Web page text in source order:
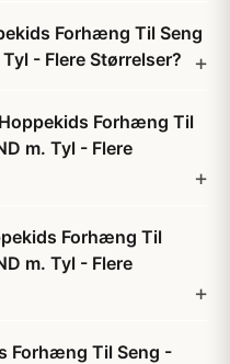
Forhæng Til Seng
Tyl - Flere Størrelser?
Forhæng Til
m. Tyl - Flere
Forhæng Til
m. Tyl - Flere
Forhæng Til Seng -